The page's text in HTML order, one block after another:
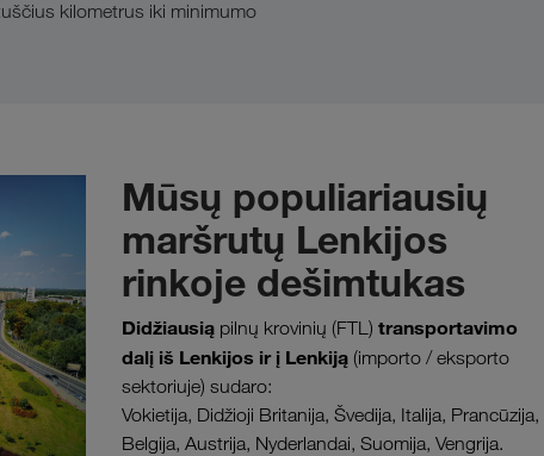
kilometrus iki minimumo
Mūsų populiariausių
maršrutų Lenkijos
rinkoje dešimtukas
Didžiausią pilnų krovinių (FTL) transportavimo
dalį iš Lenkijos ir į Lenkiją (importo / eksporto
sektoriuje) sudaro:
Vokietija, Didžioji Britanija, Švedija, Italija, Prancūzija,
Belgija, Austrija, Nyderlandai, Suomija, Vengrija.